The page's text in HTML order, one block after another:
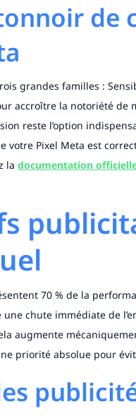
de
grandes familles :
accroître la notoriété de
reste l’option
votre Pixel Meta est
ladocumentation
70 % de la
chute immédiate de
augmente
priorité absolue pour